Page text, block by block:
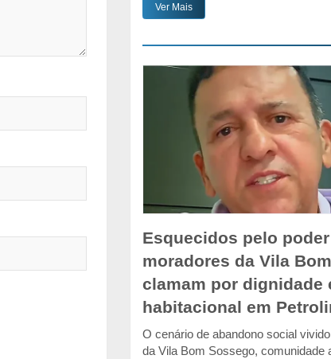
Ver Mais
Esquecidos pelo
moradores da Vila
clamam por dignidade
habitacional em
O cenário de abandono social
da Vila Bom Sossego, comunidade